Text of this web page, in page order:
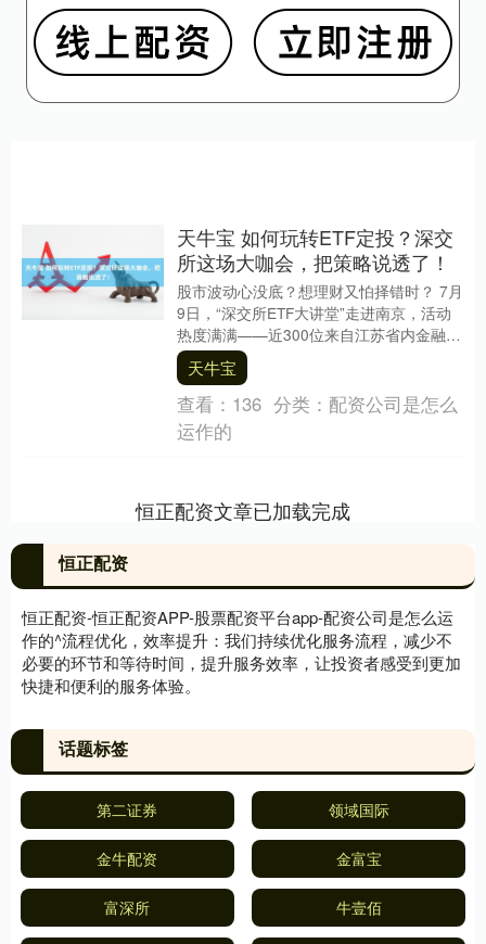
天牛宝 如何玩转ETF定投？深交
所这场大咖会，把策略说透了！
股市波动心没底？想理财又怕择错时？ 7月
9日，“深交所ETF大讲堂”走进南京，活动
热度满满——近300位来自江苏省内金融机
构、专业投资者及个人投资者共聚一堂，
把....
天牛宝
查看： 136 分类： 配资公司是怎么
运作的
恒正配资文章已加载完成
恒正配资
恒正配资-恒正配资APP-股票配资平台app-配资公司是怎么运
作的^流程优化，效率提升：我们持续优化服务流程，减少不
必要的环节和等待时间，提升服务效率，让投资者感受到更加
快捷和便利的服务体验。
话题标签
第二证券 领域国际
金牛配资 金富宝
富深所 牛壹佰